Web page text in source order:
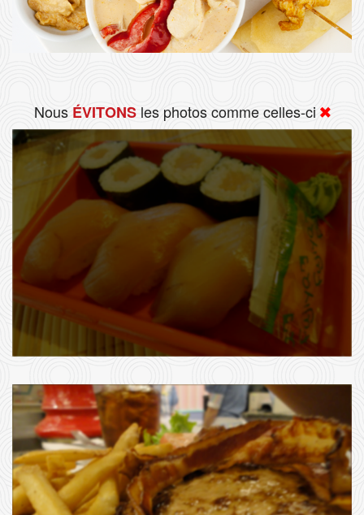
Nous ÉVITONSles photos comme celles-ci